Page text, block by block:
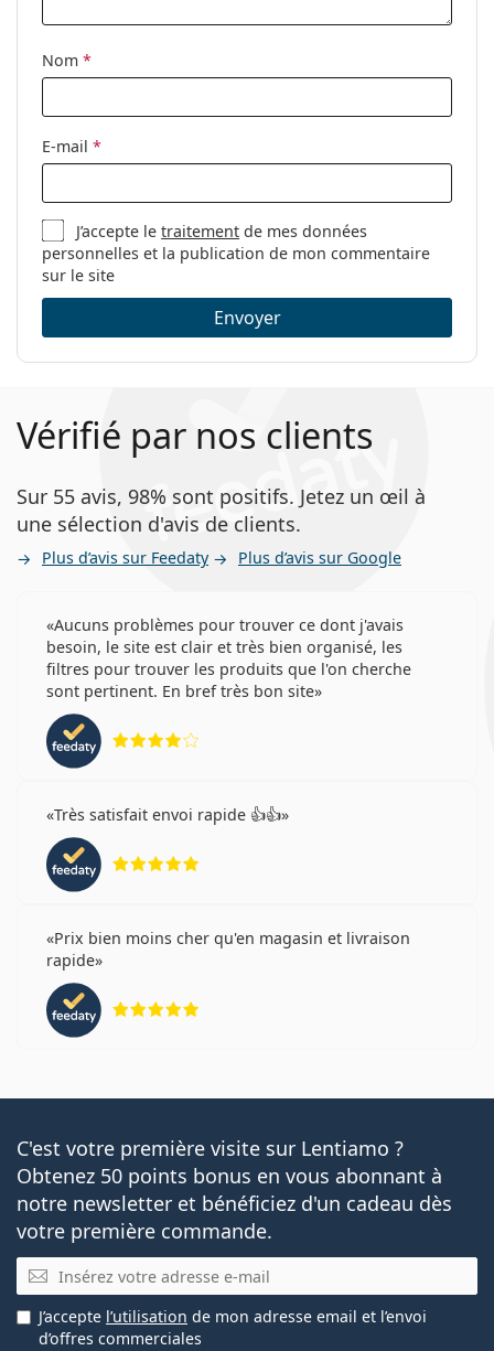
lunettessi vous avez besoin d'aide pour choisir.
Ceci est un dispositif médical. Lisez le mode d'emploi
avant l'utilisation.
Clip-on:
Non
Accessoires
nettoyage:
Sexe:
Pour femmes
Catégorie:
Lunettes de vue
Marque:
Tommy Hilfiger
Code:
TH 2002 PY3 17 52
Nom *
E-mail *
J’accepte letraitement de mes données
personnelles et la publication de mon commentaire
sur le site
Envoyer
Vérifié par nos clients
Sur 55 avis, 98% sont positifs. Jetez un œil à
une sélection d'avis de clients.
Plus d’avis sur Feedaty Plus d’avis sur Google
Aucuns problèmes pour trouver ce dont j'avais
besoin, le site est clair et très bien organisé, les
filtres pour trouver les produits que l'on cherche
sont pertinent. En bref très bon site
Très satisfait envoi rapide 👍👍
Prix bien moins cher qu'en magasin et livraison
rapide
C'est votre première visite sur Lentiamo ?
Obtenez 50 points bonus en vous abonnant à
notre newsletter et bénéficiez d'un cadeau dès
votre première commande.
E-mail
J’accepte l’utilisation de mon adresse email et l’envoi
d’offres commerciales